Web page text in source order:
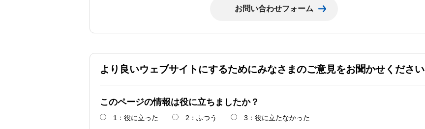
より良いウェブサイトにするためにみなさまのご意見をお聞かせください
このページの情報は役に立ちましたか？
1：役に立った 2：ふつう 3：役に立たなかった